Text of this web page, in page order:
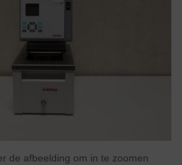
de afbeelding om in te zoomen